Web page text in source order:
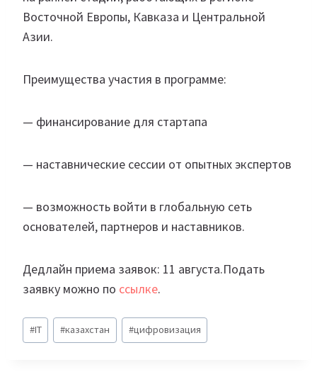
Восточной Европы, Кавказа и Центральной
Азии.
Преимущества участия в программе:
— финансирование для стартапа
— наставнические сессии от опытных экспертов
— возможность войти в глобальную сеть
основателей, партнеров и наставников.
Дедлайн приема заявок: 11 августа.Подать
заявку можно по ссылке.
Метки
записи:
#IT #казахстан #цифровизация